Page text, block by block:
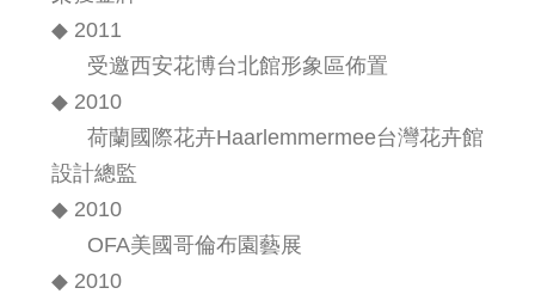
◆ 2011
受邀西安花博台北館形象區佈置
◆ 2010
荷蘭國際花卉Haarlemmermee台灣花卉館
設計總監
◆ 2010
OFA美國哥倫布園藝展
◆ 2010